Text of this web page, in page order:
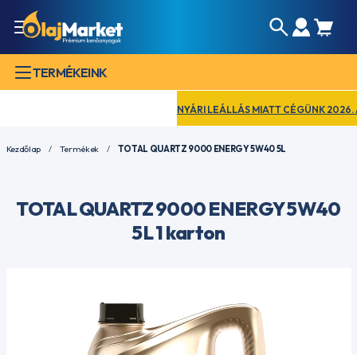
TERMÉKEINK
NYÁRI LEÁLLÁS MIATT CÉGÜNK 2026.
Kezdőlap Termékek TOTAL QUARTZ 9000 ENERGY 5W40 5L
TOTAL QUARTZ 9000 ENERGY 5W40
5L 1 karton